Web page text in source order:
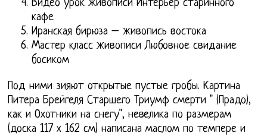
Видео урок живописи Интерьер старинного
кафе
Иранская бирюза – живопись востока
Мастер класс живописи Любовное свидание
босиком
Под ними зияют открытые пустые гробы. Картина
Питера Брейгеля Старшего Триумф смерти " (Прадо),
как и Охотники на снегу", невелика по размерам
(доска 117 х 162 см) написана маслом по темпере и